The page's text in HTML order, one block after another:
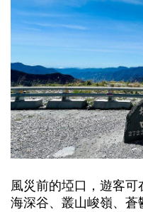
風災前的埡口，遊客
海深谷、叢山峻嶺、